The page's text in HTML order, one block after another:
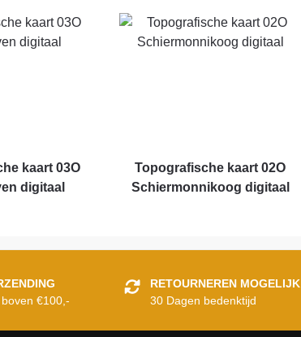
kaart 03O
digitaal
Topografische kaart 02O
Schiermonnikoog digitaal
€100,-
RETOURNEREN MOGELIJK
30 Dagen bedenktijd